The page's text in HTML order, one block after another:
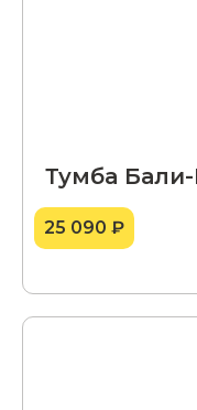
Тумба
25 090 ₽